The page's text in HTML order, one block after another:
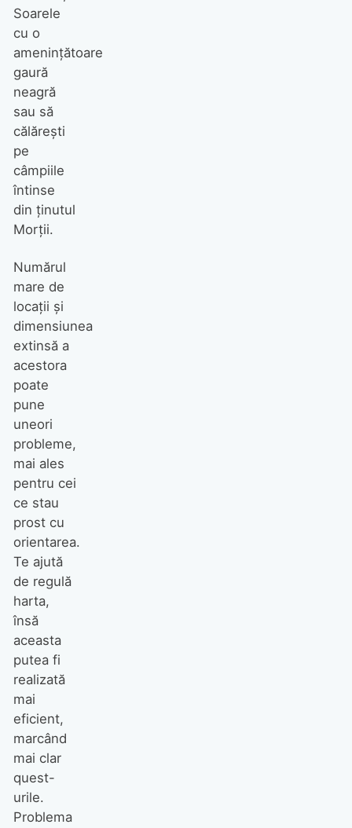
Soarele
cu o
amenințătoare
gaură
neagră
sau să
călăreşti
pe
câmpiile
întinse
din ţinutul
Morţii.
Numărul
mare de
locaţii şi
dimensiunea
extinsă a
acestora
poate
pune
uneori
probleme,
mai ales
pentru cei
ce stau
prost cu
orientarea.
Te ajută
de regulă
harta,
însă
aceasta
putea fi
realizată
mai
eficient,
marcând
mai clar
quest-
urile.
Problema